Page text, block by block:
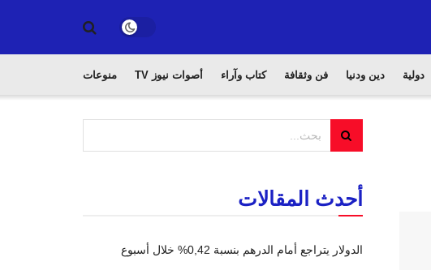
دولية دين ودنيا فن وثقافة كتاب وآراء أصوات نيوز TV منوعات
أحدث المقالات
الدولار يتراجع أمام الدرهم بنسبة 0,42% خلال أسبوع